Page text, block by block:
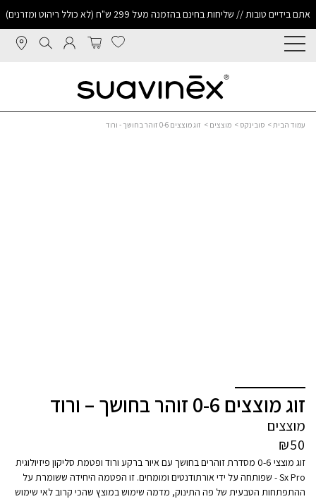
אתם בידיים טובות // שליחות בחינם בהזמנה מעל 299 ש"ח (לא כולל ריהוט ומזרנים)
עמוד הבית> סובינקס > מוצצים > זוג מוצצים 0-6 זוהר בחושך - ורוד
זוג מוצצים 0-6 זוהר בחושך – ורוד
מוצצים
₪50
זוג מוצצי 0-6 מסדרת זוהרים בחושך עם איור ברקע ורוד ופטמת סליקון פיזיולוגית
Sx Pro - שפותחה על ידי אורתודנטים ומומחים. זו הפטמה היחידה ששומרת על
ההתפתחות הטבעית של פה התינוק, מדמה שימוש במוצץ שהכי קרוב לאי שימוש